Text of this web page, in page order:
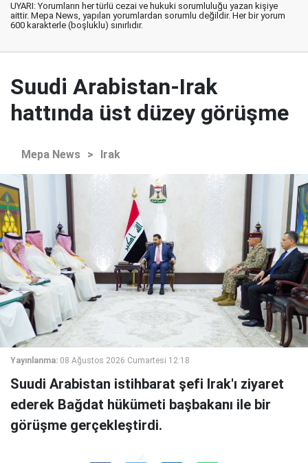
UYARI: Yorumların her türlü cezai ve hukuki sorumluluğu yazan kişiye
aittir. Mepa News, yapılan yorumlardan sorumlu değildir. Her bir yorum
600 karakterle (boşluklu) sınırlıdır.
Suudi Arabistan-Irak
hattında üst düzey görüşme
Mepa News > Irak
Yayınlanma: 08 Ağustos 2026 Cumartesi 12:18
Suudi Arabistan istihbarat şefi Irak'ı ziyaret
ederek Bağdat hükümeti başbakanı ile bir
görüşme gerçekleştirdi.